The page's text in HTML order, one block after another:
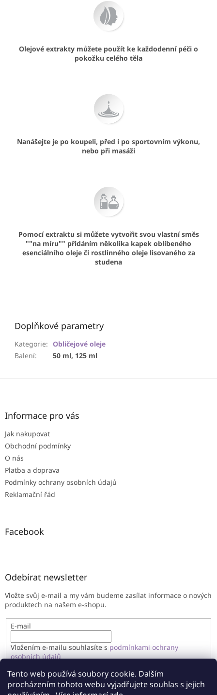
Tento web používá soubory cookie. Dalším
procházením tohoto webu vyjadřujete souhlas s jejich
Olejové extrakty můžete použít ke každodenní péči o
pokožku celého těla
Nanášejte je po koupeli, před i po sportovním výkonu,
nebo při masáži
Pomocí extraktu si můžete vytvořit svou vlastní směs
""na míru"" přidáním několika kapek oblíbeného
esenciálního oleje či rostlinného oleje lisovaného za
studena
Doplňkové parametry
Kategorie:
Obličejové oleje
Balení: 50 ml, 125 ml
Z
Informace pro vás
Jak nakupovat
Obchodní podmínky
O nás
Platba a doprava
Podmínky ochrany osobních údajů
Reklamační řád
Facebook
Odebírat newsletter
Vložte svůj e-mail a my vám budeme zasílat informace o nových
produktech na našem e-shopu.
E-mail
Vložením e-mailu souhlasíte s podmínkami ochrany
osobních údajů
PŘIHLÁSIT SE